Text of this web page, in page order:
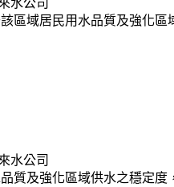
區域居民用水品質及強化
水公司
質及強化區域供水之穩定